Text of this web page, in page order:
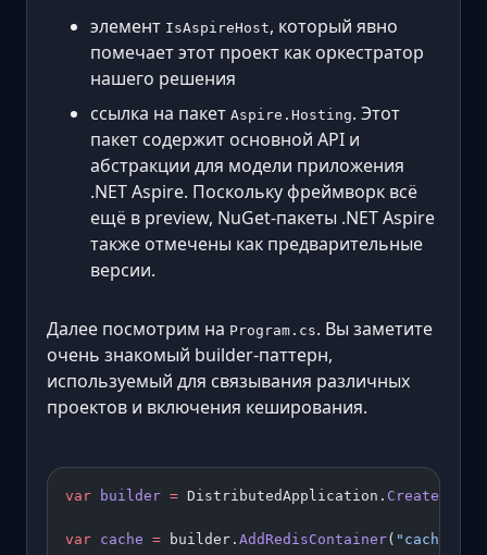
элемент IsAspireHost, который явно
помечает этот проект как оркестратор
нашего решения
ссылка на пакет Aspire.Hosting. Этот
пакет содержит основной API и
абстракции для модели приложения
.NET Aspire. Поскольку фреймворк всё
ещё в preview, NuGet-пакеты .NET Aspire
также отмечены как предварительные
версии.
Далее посмотрим на Program.cs. Вы заметите
очень знакомый builder-паттерн,
используемый для связывания различных
проектов и включения кеширования.
var builder = DistributedApplication.
var cache = builder. AddRedisContainer( "cache"